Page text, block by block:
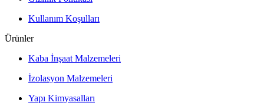
Kullanım Koşulları
Ürünler
Kaba İnşaat Malzemeleri
İzolasyon Malzemeleri
Yapı Kimyasalları